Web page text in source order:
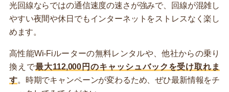
光回線ならではの通信速度の速さが強みで、回線が混雑し
やすい夜間や休日でもインターネットをストレスなく楽し
めます。
高性能Wi-Fiルーターの無料レンタルや、他社からの乗り
換えで最大112,000円のキャッシュバックを受け取れま
す。時期でキャンペーンが変わるため、ぜひ最新情報をチ